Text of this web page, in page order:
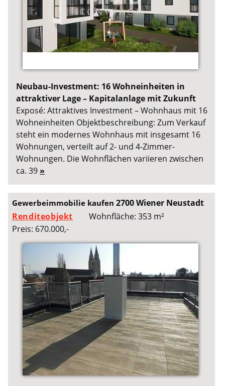
Neubau-Investment: 16 Wohneinheiten in
attraktiver Lage – Kapitalanlage mit Zukunft
Exposé: Attraktives Investment – Wohnhaus mit 16
Wohneinheiten Objektbeschreibung: Zum Verkauf
steht ein modernes Wohnhaus mit insgesamt 16
Wohnungen, verteilt auf 2- und 4-Zimmer-
Wohnungen. Die Wohnflächen variieren zwischen
ca. 39 »
Gewerbeimmobilie kaufen2700 Wiener Neustadt
Renditeobjekt
Wohnfläche: 353 m²
Preis: 670.000,-